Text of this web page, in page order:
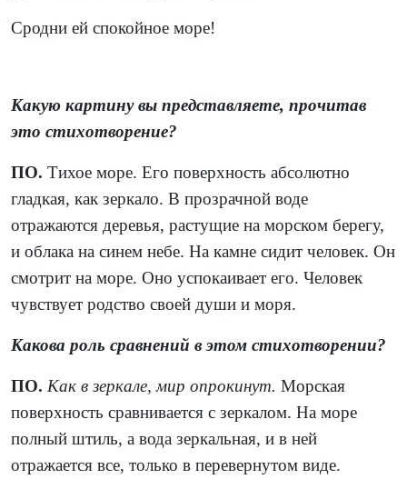
Сродни ей спокойное море!
Какую картину вы представляете, прочитав
это стихотворение?
ПО. Тихое море. Его поверхность абсолютно
гладкая, как зеркало. В прозрачной воде
отражаются деревья, растущие на морском берегу,
и облака на синем небе. На камне сидит человек. Он
смотрит на море. Оно успокаивает его. Человек
чувствует родство своей души и моря.
Какова роль сравнений в этом стихотворении?
ПО. Как в зеркале, мир опрокинут. Морская
поверхность сравнивается с зеркалом. На море
полный штиль, а вода зеркальная, и в ней
отражается все, только в перевернутом виде.